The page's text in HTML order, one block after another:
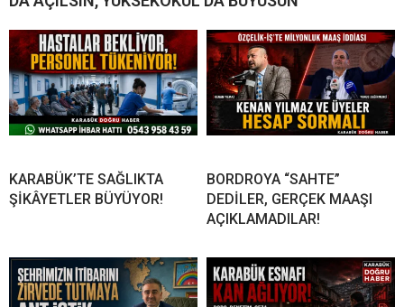
KARABÜK’TE SAĞLIKTA
ŞİKÂYETLER BÜYÜYOR!
BORDROYA “SAHTE”
DEDİLER, GERÇEK MAAŞI
AÇIKLAMADILAR!